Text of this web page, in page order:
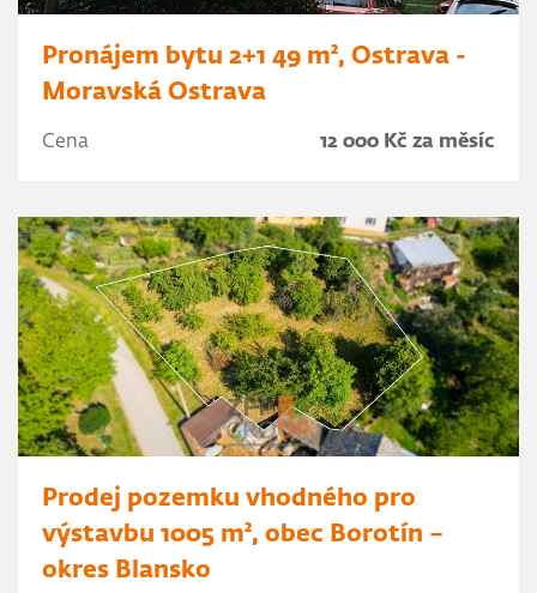
Pronájem bytu 2+1 49 m², Ostrava -
Moravská Ostrava
Cena 12 000 Kč za měsíc
Prodej pozemku vhodného pro
výstavbu 1005 m², obec Borotín –
okres Blansko